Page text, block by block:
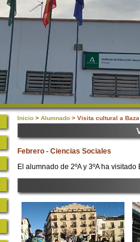
Inicio > Alumnado > Visita cultural a Baza
Febrero - Ciencias Sociales
El alumnado de 2ºA y 3ºA ha